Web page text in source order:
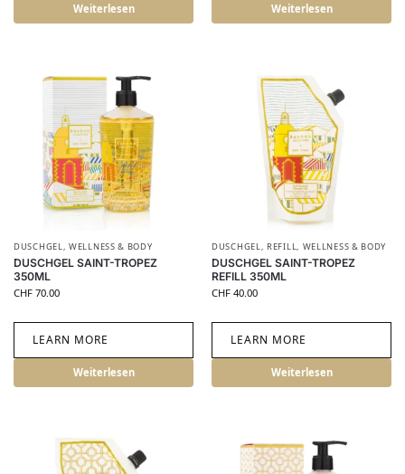
Weiterlesen Weiterlesen
DUSCHGEL,WELLNESS & BODY
DUSCHGEL SAINT-TROPEZ
350ML
CHF 70.00
LEARN MORE
Weiterlesen
DUSCHGEL, REFILL, WELLNESS & BODY
DUSCHGEL SAINT-TROPEZ
REFILL 350ML
CHF 40.00
LEARN MORE
Weiterlesen